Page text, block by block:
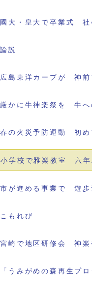
國大・皇大で卒業式 社
論説
広島東洋カープが 神
厳かに牛神楽祭を 牛
春の火災予防運動 初
小学校で雅楽教室 六
市が進める事業で 遊
こもれび
宮崎で地区研修会 神
「うみがめの森再生